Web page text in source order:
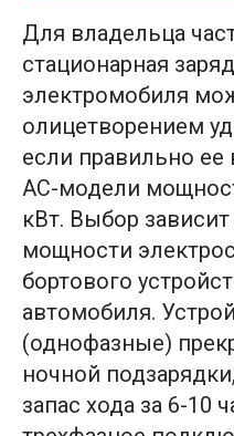
Для владельца
стационарная
электромобиля
олицетворением
если правильно
AC-модели
кВт. Выбор
мощности
бортового
автомобиля.
(однофазные)
ночной
запас хода за 6-10